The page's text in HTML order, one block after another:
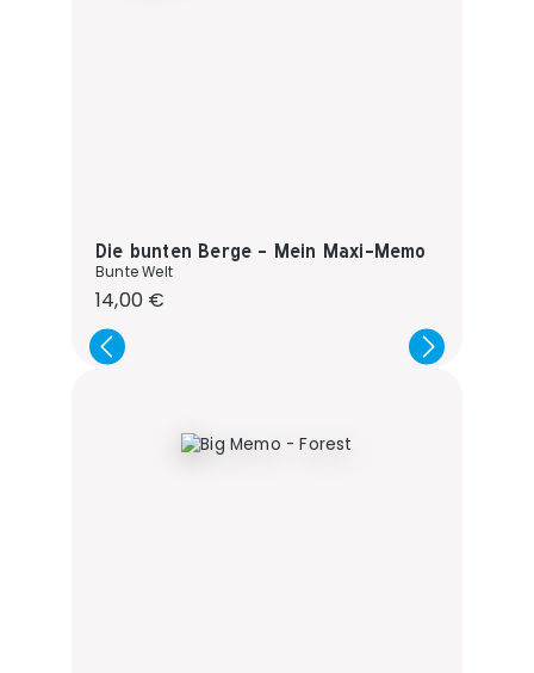
Die bunten Berge - Mein Maxi-Memo
Bunte Welt
Regulärer Preis:
14,00 €